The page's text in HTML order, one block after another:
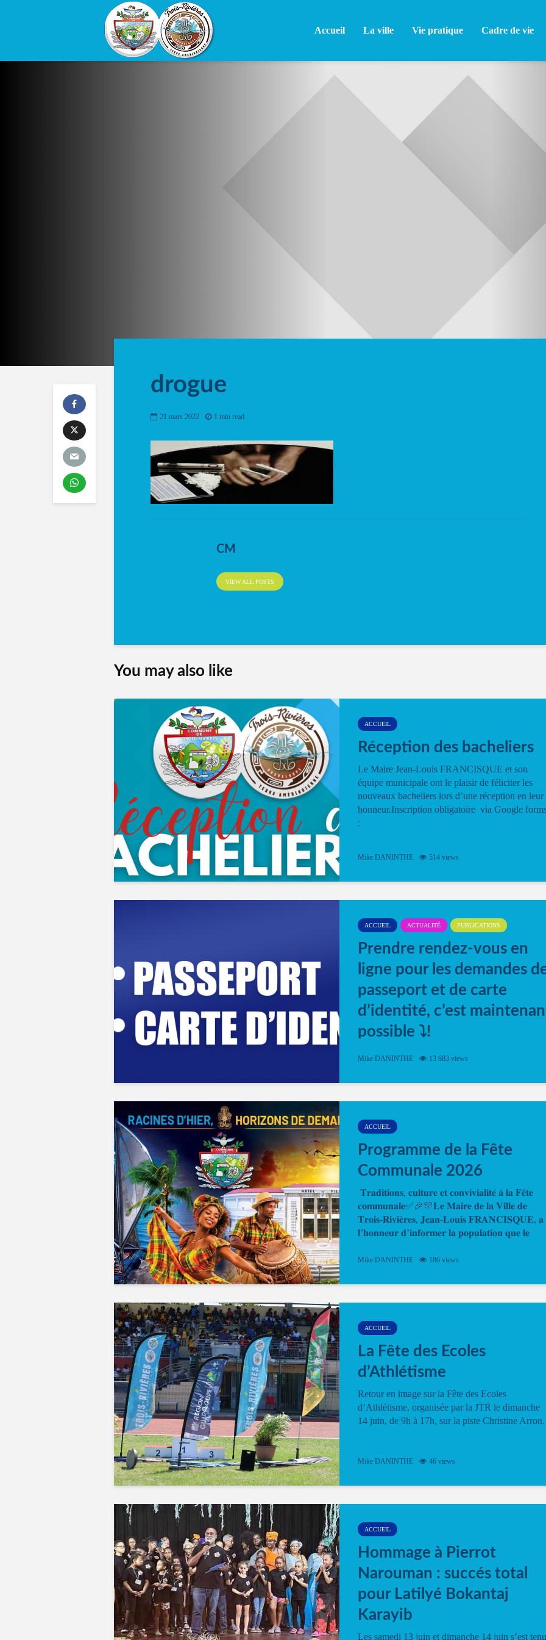
Accueil La ville Vie pratique Cadre de vie
drogue
21 mars 2022 1 min read
CM
VIEW ALL POSTS
You may also like
ACCUEIL
Réception des bacheliers
Le Maire Jean-Louis FRANCISQUE et son
équipe municipale ont le plaisir de féliciter les
nouveaux bacheliers lors d’une réception en leur
honneur.Inscription obligatoire via Google
:
Mike DANINTHE 514 views
ACCUEIL ACTUALITÉ PUBLICATIONS
Prendre rendez-vous en
ligne pour les demandes
passeport et de carte
d’identité, c’est
possible ⤵️!
Désormais, il est possible de prendre rendez-
Mike DANINTHE 13 883 views
ACCUEIL
Programme de la Fête
Communale 2026
𝐓𝐫𝐚𝐝𝐢𝐭𝐢𝐨𝐧𝐬, 𝐜𝐮𝐥𝐭𝐮𝐫𝐞 𝐞𝐭 𝐜𝐨𝐧𝐯𝐢𝐯𝐢𝐚𝐥𝐢𝐭𝐞́ 𝐚̀ 𝐥𝐚 𝐅𝐞̂𝐭𝐞
𝐜𝐨𝐦𝐦𝐮𝐧𝐚𝐥𝐞✅🎉🎊𝐋𝐞 𝐌𝐚𝐢𝐫𝐞 𝐝𝐞 𝐥𝐚 𝐕𝐢𝐥𝐥𝐞 𝐝𝐞
𝐓𝐫𝐨𝐢𝐬-𝐑𝐢𝐯𝐢𝐞̀𝐫𝐞𝐬, 𝐉𝐞𝐚𝐧-𝐋𝐨𝐮𝐢𝐬 𝐅𝐑𝐀𝐍𝐂𝐈𝐒𝐐𝐔𝐄, 𝐚
𝐥’𝐡𝐨𝐧𝐧𝐞𝐮𝐫 𝐝’𝐢𝐧𝐟𝐨𝐫𝐦𝐞𝐫 𝐥𝐚 𝐩𝐨𝐩𝐮𝐥𝐚𝐭𝐢𝐨𝐧 𝐪𝐮𝐞 𝐥𝐞
Mike DANINTHE 186 views
ACCUEIL
La Fête des Ecoles
d’Athlétisme
Retour en image sur la Fête des Ecoles
d’Athlétisme, organisée par la JTR le dimanche
14 juin, de 9h à 17h, sur la piste Christine Arron.
Mike DANINTHE 46 views
ACCUEIL
Hommage à Pierrot
Narouman : succés total
pour Latilyé Bokantaj
Karayib
Les samedi 13 juin et dimanche 14 juin s’est tenu